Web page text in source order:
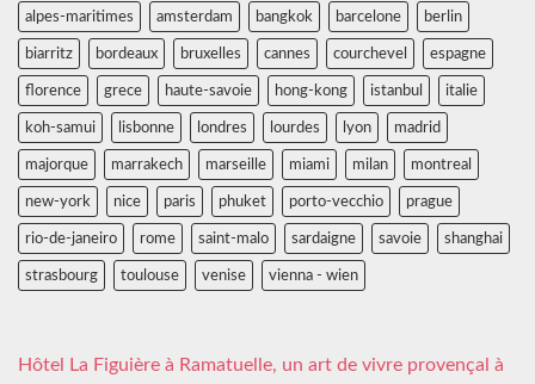
alpes-maritimes amsterdam bangkok barcelone berlin
biarritz bordeaux bruxelles cannes courchevel espagne
florence grece haute-savoie hong-kong istanbul italie
koh-samui lisbonne londres lourdes lyon madrid
majorque marrakech marseille miami milan montreal
new-york nice paris phuket porto-vecchio prague
rio-de-janeiro rome saint-malo sardaigne savoie shanghai
strasbourg toulouse venise vienna - wien
Hôtel La Figuière à Ramatuelle, un art de vivre provençal à